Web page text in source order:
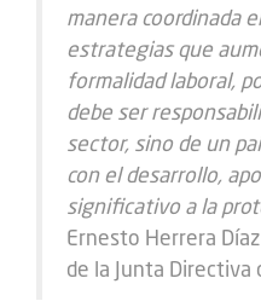
manera coordinada
estrategias que
formalidad laboral,
debe ser
sector, sino de un
con el desarrollo,
significativo a la
Ernesto Herrera
de la Junta Directiva